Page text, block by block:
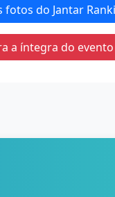
fotos do Jantar
a íntegra do